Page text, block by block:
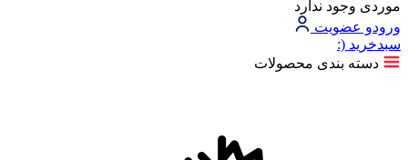
موردی وجود ندارد
ورودو عضویت
سبد‌خرید (:
دسته بندی محصولات